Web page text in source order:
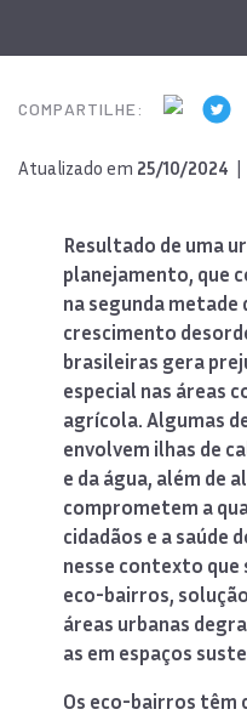
COMPARTILHE:
Atualizado em 25/10/2024 |
Resultado de uma
planejamento, que
na segunda metade
crescimento
brasileiras gera
especial nas áreas
agrícola. Algumas
envolvem ilhas de
e da água, além de
comprometem a
cidadãos e a saúde
nesse contexto que
eco-bairros,
áreas urbanas
as em espaços
Os eco-bairros têm